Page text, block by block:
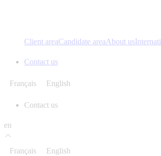
Client areaCandidate areaAbout us
Contact us
Français English
Contact us
en
Français English